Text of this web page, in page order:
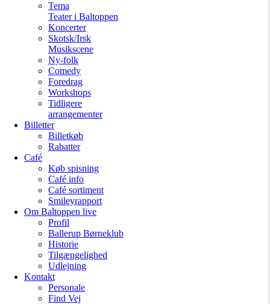
Tema
Teater i Baltoppen
Koncerter
Skotsk/Irsk
Musikscene
Ny-folk
Comedy
Foredrag
Workshops
Tidligere
arrangementer
Billetter
Billetkøb
Rabatter
Café
Køb spisning
Café info
Café sortiment
Smileyrapport
Om Baltoppen live
Profil
Ballerup Børneklub
Historie
Tilgængelighed
Udlejning
Kontakt
Personale
Find Vej